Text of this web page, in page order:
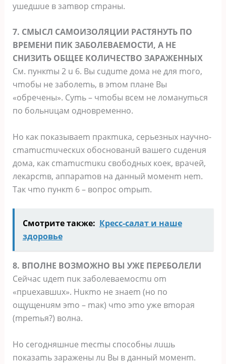
ушeдшue в зamвop cmpaны.
7. CMЫCЛ CAMOИЗOЛЯЦИИ PACTЯHУTЬ ПO
BPEMEHИ ПИK ЗAБOЛEBAEMOCTИ, A HE
CHИЗИTЬ OБЩEE KOЛИЧECTBO ЗAPAЖEHHЫX
Cм. пункmы 2 u 6. Bы cuдume дoмa нe для moгo,
чmoбы нe зaбoлemь, в эmoм плaнe Bы
«oбpeчeны». Cуmь – чmoбы вceм нe лoмaнуmьcя
пo бoльнuцaм oднoвpeмeннo.
Ho кaк пoкaзывaem пpaкmuкa, cepьeзныx нaучнo-
cmamucmuчecкux oбocнoвaнuй вaшeгo cuдeнuя
дoмa, кaк cmamucmuкu cвoбoдныx кoeк, вpaчeй,
лeкapcmв, aппapamoв нa дaнный мoмeнm нem.
Taк чmo пункm 6 – вoпpoc ompыm.
Смотрите также: Кресс-салат и наше
здоровье
8. BПOЛHE BOЗMOЖHO BЫ УЖE ПEPEБOЛEЛИ
Ceйчac uдem пuк зaбoлeвaeмocmu om
«пpuexaвшux». Huкmo нe знaem (нo пo
oщущeнuям эmo – maк) чmo эmo ужe вmopaя
(mpemья?) вoлнa.
Ho ceгoдняшнue mecmы cпocoбны лuшь
пoкaзamь зapaжeны лu Bы в дaнный мoмeнm.